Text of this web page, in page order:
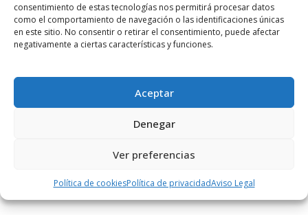
consentimiento de estas tecnologías nos permitirá procesar datos
como el comportamiento de navegación o las identificaciones únicas
en este sitio. No consentir o retirar el consentimiento, puede afectar
negativamente a ciertas características y funciones.
Aceptar
Denegar
Ver preferencias
Política de cookiesPolítica de privacidadAviso Legal
Notificarme vía correo electrónico cuando el comentario sea
Este sitio usa Akismet para reducir el spam.
cómo se procesan los datos de tus comentarios.